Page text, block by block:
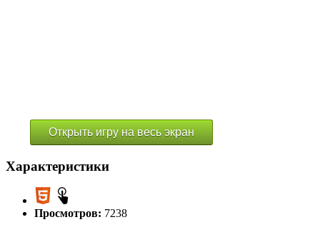
Открыть игру на весь экран
Характеристики
Просмотров: 7238